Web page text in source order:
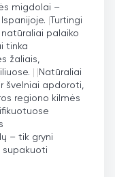
migdolai –
|Turtingi
palaiko
tinka
žaliais,
| |Natūraliai
švelniai apdoroti,
regiono kilmės
– tik gryni
supakuoti